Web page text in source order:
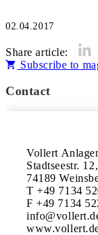
02.04.2017
Share article:
Subscribe to
Contact
Vollert
Stadtseestr. 12,
74189
T +49 7134
F +49 7134